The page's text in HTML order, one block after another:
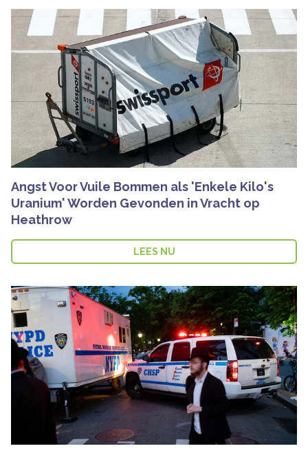
Angst Voor Vuile Bommen als 'Enkele Kilo's
Uranium' Worden Gevonden in Vracht op
Heathrow
LEES NU